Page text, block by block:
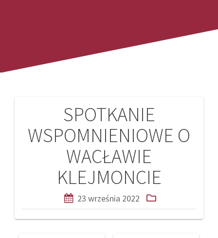
SPOTKANIE
WSPOMNIENIOWE O
WACŁAWIE
KLEJMONCIE
23 września 2022
Nawigacja
wpisu